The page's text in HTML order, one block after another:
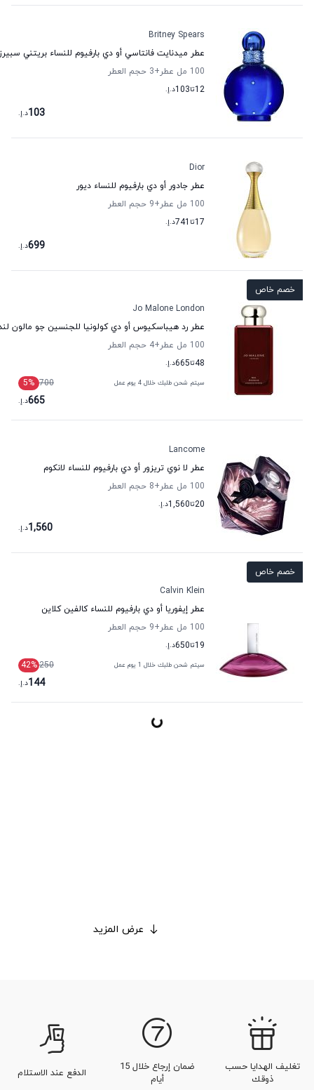
Britney Spears
عطر ميدنايت فانتاسي أو دي بارفيوم للنساء بريتني
100 مل عطر
+3
حجم العطر
12تا103د.إ.
103د.إ.
Dior
عطر جادور أو دي بارفيوم للنساء ديور
100 مل عطر
+9
حجم العطر
17تا 741د.إ.
699د.إ.
خصم خاص
Jo Malone London
عطر رد هيباسكيوس أو دي كولونيا للجنسين جو مالون
100 مل عطر
+4
حجم العطر
48تا665د.إ.
سيتم شحن طلبك خلال 4 يوم عمل 700
5%
665د.إ.
Lancome
عطر لا نوي تريزور أو دي بارفيوم للنساء لانكوم
100 مل عطر
+8
حجم العطر
20تا1,560د.إ.
1,560د.إ.
خصم خاص
Calvin Klein
عطر إيفوريا أو دي بارفيوم للنساء كالفين كلاين
100 مل عطر
+9
حجم العطر
19تا650د.إ.
سيتم شحن طلبك خلال 1 يوم عمل 250
42%
144د.إ.
عرض المزيد
تغليف الهدايا حسب
ذوقك
ضمان إرجاع خلال 15
أيام
الدفع عند الاستلام